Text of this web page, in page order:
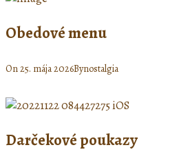
Obedové menu
On25. mája 2026Bynostalgia
Darčekové poukazy